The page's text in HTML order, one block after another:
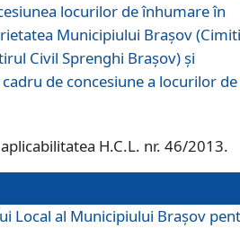
locurilor de înhumare în
Municipiului Braşov
Civil Sprenghi Braşov) şi
de concesiune a locurilor de
H.C.L. nr. 46/2013.
Local al Municipiului Braşov